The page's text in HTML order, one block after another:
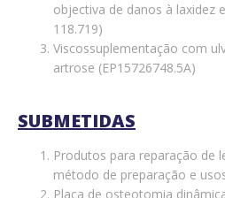
objectiva de danos à laxidez
118.719)
Viscossuplementação com
artrose (EP15726748.5A)
SUBMETIDAS
Produtos para reparação de
método de preparação e
Placa de osteotomia